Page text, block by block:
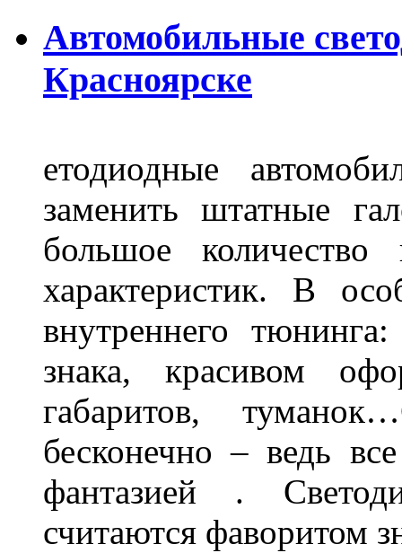
Автомобильные
Красноярске
етодиодные
заменить штатные
большое
характеристик. В
внутреннего
знака, красивом
габаритов,
бесконечно – ведь
фантазией .
считаются фаворитом